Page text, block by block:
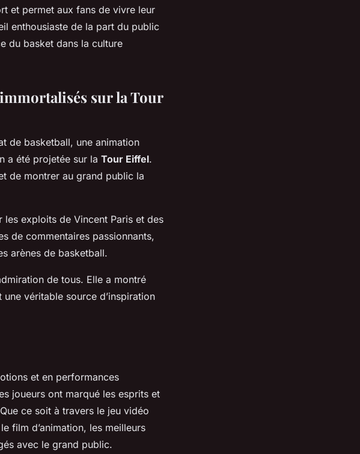
et permet aux fans de vivre leur
enthousiaste de la part du public
du basket dans la culture
sur la Tour
de basketball, une animation
a été projetée sur la Tour Eiffel.
de montrer au grand public la
exploits de Vincent Paris et des
de commentaires passionnants,
arènes de basketball.
de tous. Elle a montré
une véritable source d’inspiration
et en performances
joueurs ont marqué les esprits et
ce soit à travers le jeu vidéo
film d’animation, les meilleurs
avec le grand public.